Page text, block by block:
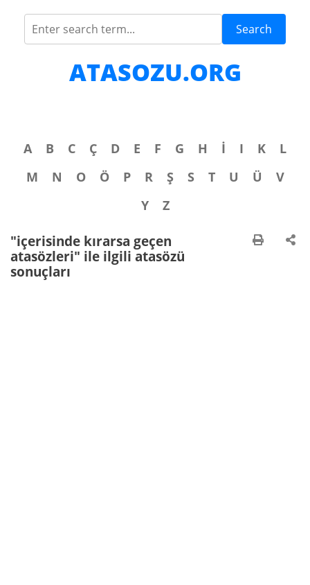
Search
ATASOZU.ORG
A B C Ç D E F G H İ I K
L
M
N O Ö P R Ş S T U Ü
V
Y
Z
"içerisinde kırarsa geçen
atasözleri" ile ilgili atasözü
sonuçları